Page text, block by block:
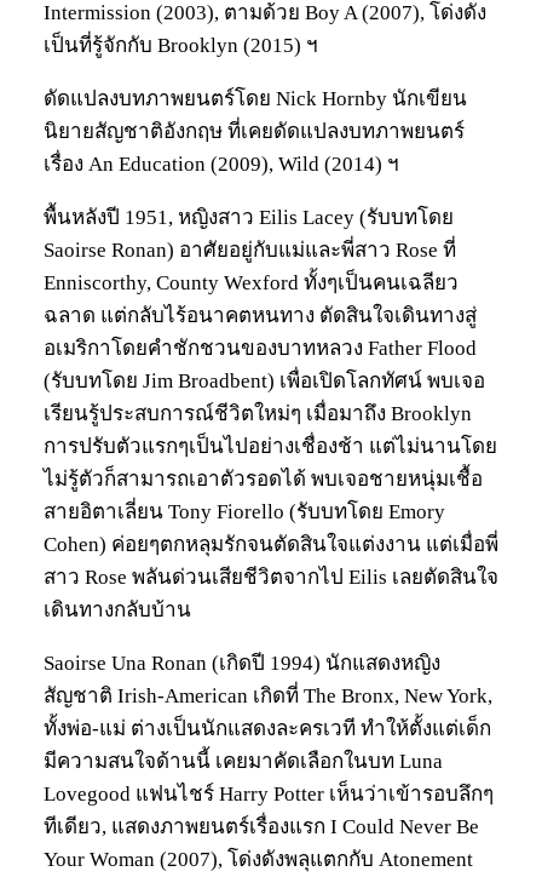
Intermission (2003), ตามด้วย Boy A (2007), โด่งดัง
เป็นที่รู้จักกับ Brooklyn (2015) ฯ
ดัดแปลงบทภาพยนตร์โดย Nick Hornby นักเขียน
นิยายสัญชาติอังกฤษ ที่เคยดัดแปลงบทภาพยนตร์
เรื่อง An Education (2009), Wild (2014) ฯ
พื้นหลังปี 1951, หญิงสาว Eilis Lacey (รับบทโดย
Saoirse Ronan) อาศัยอยู่กับแม่และพี่สาว Rose ที่
Enniscorthy, County Wexford ทั้งๆเป็นคนเฉลียว
ฉลาด แต่กลับไร้อนาคตหนทาง ตัดสินใจเดินทางสู่
อเมริกาโดยคำชักชวนของบาทหลวง Father Flood
(รับบทโดย Jim Broadbent) เพื่อเปิดโลกทัศน์ พบเจอ
เรียนรู้ประสบการณ์ชีวิตใหม่ๆ เมื่อมาถึง Brooklyn
การปรับตัวแรกๆเป็นไปอย่างเชื่องช้า แต่ไม่นานโดย
ไม่รู้ตัวก็สามารถเอาตัวรอดได้ พบเจอชายหนุ่มเชื้อ
สายอิตาเลี่ยน Tony Fiorello (รับบทโดย Emory
Cohen) ค่อยๆตกหลุมรักจนตัดสินใจแต่งงาน แต่เมื่อพี่
สาว Rose พลันด่วนเสียชีวิตจากไป Eilis เลยตัดสินใจ
เดินทางกลับบ้าน
Saoirse Una Ronan (เกิดปี 1994) นักแสดงหญิง
สัญชาติ Irish-American เกิดที่ The Bronx, New York,
ทั้งพ่อ-แม่ ต่างเป็นนักแสดงละครเวที ทำให้ตั้งแต่เด็ก
มีความสนใจด้านนี้ เคยมาคัดเลือกในบท Luna
Lovegood แฟนไชร์ Harry Potter เห็นว่าเข้ารอบลึกๆ
ทีเดียว, แสดงภาพยนตร์เรื่องแรก I Could Never Be
Your Woman (2007), โด่งดังพลุแตกกับ Atonement